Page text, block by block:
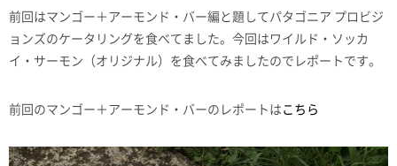
前回はマンゴー＋アーモンド・バー編と題してパタゴニア プロビジ
ョンズのケータリングを食べてました。今回はワイルド・ソッカ
イ・サーモン（オリジナル）を食べてみましたのでレポートです。
前回のマンゴー＋アーモンド・バーのレポートはこちら